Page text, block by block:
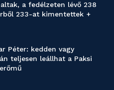
a fedélzeten lévő 238
233-at kimentettek +
Péter: kedden vagy
teljesen leállhat a Paksi